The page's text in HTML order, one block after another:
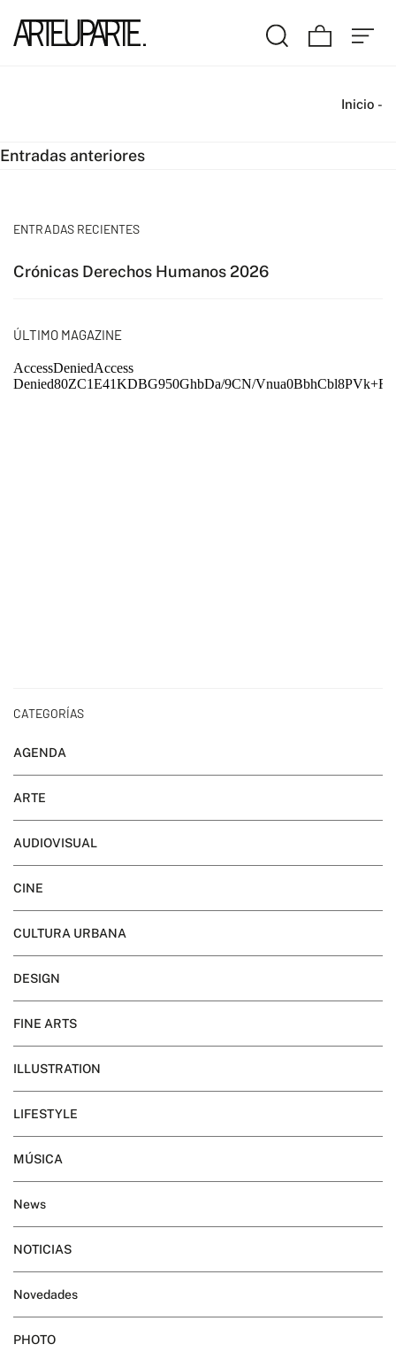
Inicio -
Navegación
entradas
Entradas anteriores
ENTRADAS RECIENTES
Crónicas Derechos Humanos 2026
ÚLTIMO MAGAZINE
CATEGORÍAS
AGENDA
ARTE
AUDIOVISUAL
CINE
CULTURA URBANA
DESIGN
FINE ARTS
ILLUSTRATION
LIFESTYLE
MÚSICA
News
NOTICIAS
Novedades
PHOTO